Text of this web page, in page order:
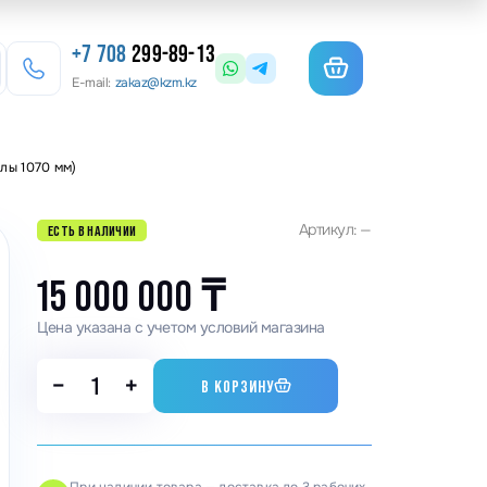
для гибки арматуры
координатные поворотные
станки
станки
камнерезные
+7 708299-89-13
E-mail: zakaz@kzm.kz
1070 мм)
ЕСТЬ В НАЛИЧИИ Артикул: —
15 000 000₸
Цена указана с учетом условий магазина
− + В КОРЗИНУ